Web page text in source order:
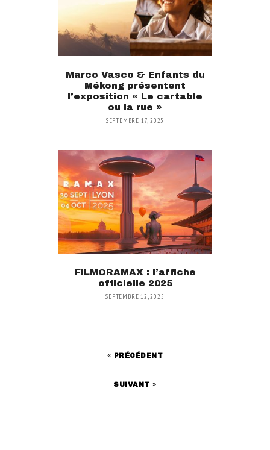
Marco Vasco & Enfants du
Mékong présentent
l’exposition « Le cartable
ou la rue »
SEPTEMBRE 17, 2025
FILMORAMAX : l’affiche
officielle 2025
SEPTEMBRE 12, 2025
PRÉCÉDENT
SUIVANT